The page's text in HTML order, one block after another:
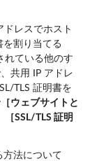
レスでホスト
を割り当てる
れている他のす
共用 IP アドレ
TLS 証明書を
［ウェブサイトと
［SSL/TLS 証明
方法について